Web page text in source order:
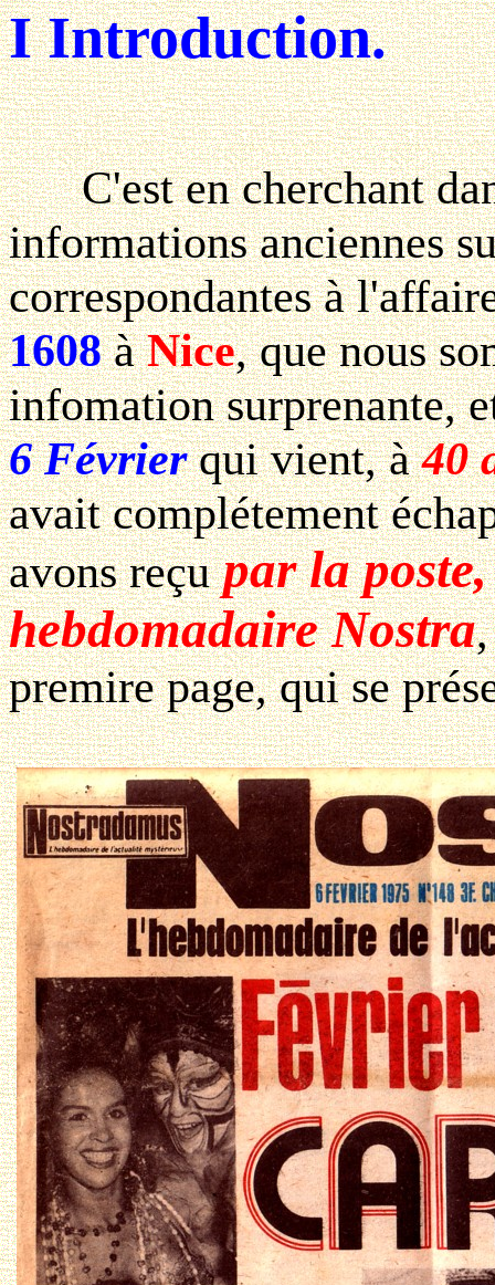
I Introduction.
C'est en cherchant
informations anciennes
correspondantes à
1608àNice, que nous
infomation surprenante,
6 Févrierqui vient, à40
avait complétement
avons reçupar la
hebdomadaire Nostra
premire page, qui se